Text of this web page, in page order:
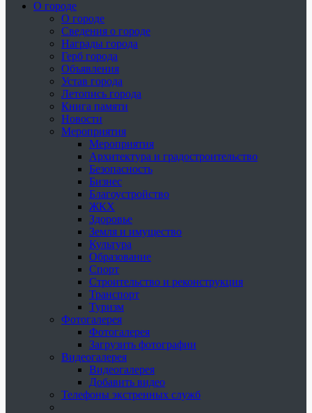
О городе
О городе
Сведения о городе
Награды города
Герб города
Объявления
Устав города
Летопись города
Книга памяти
Новости
Мероприятия
Мероприятия
Архитектура и градостроительство
Безопасность
Бизнес
Благоустройство
ЖКХ
Здоровье
Земля и имущество
Культура
Образование
Спорт
Строительство и реконструкция
Транспорт
Туризм
Фотогалерея
Фотогалерея
Загрузить фотографии
Видеогалерея
Видеогалерея
Добавить видео
Телефоны экстренных служб